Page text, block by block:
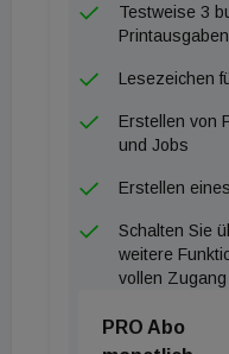
Standards und
warten und hat sich
kreiert.
Damit auch die
Ausbildungscampus
den
Bauleiter und
Testweise 3
Printausgaben
Lesezeichen
Erstellen von
und Jobs
Erstellen
Schalten Sie
weitere
vollen
PRO Abo